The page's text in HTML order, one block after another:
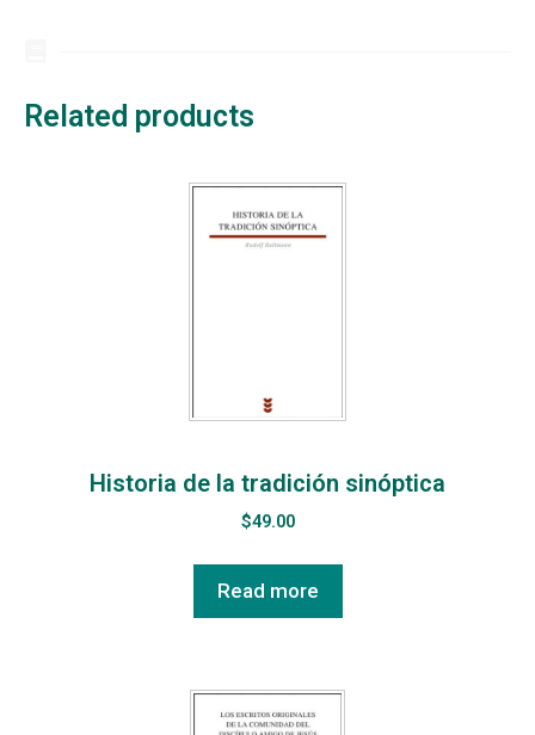
Related products
Historia de la tradición sinóptica
$49.00
Read more